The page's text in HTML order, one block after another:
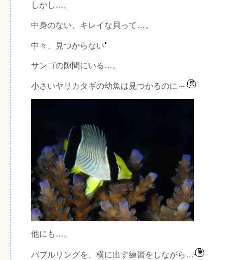
しかし…。
中身のない、キレイな貝って…。
中々、見つからない
サンゴの隙間にいる…。
小さいヤリカタギの幼魚は見つかるのに～
他にも…。
バブルリングを、横に出す練習をしながら…